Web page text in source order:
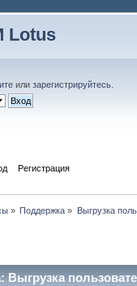
Lotus
или зарегистрируйтесь.
Регистрация
» Поддержка » Выгрузка
Выгрузка